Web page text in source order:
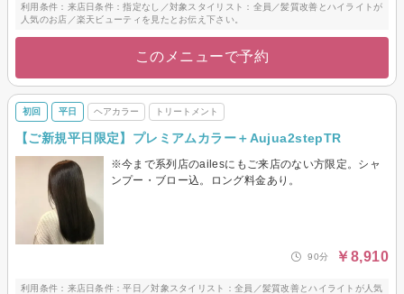
利用条件：来店日条件：指定なし／対象スタイリスト：全員／髪質改善とハイライトが
人気のお店／楽天ビューティを見たとお伝え下さい。
このメニューで予約
初回 平日 ヘアカラー トリートメント
【ご新規平日限定】プレミアムカラー＋Aujua2stepTR
※今まで系列店のailesにもご来店のない方限定。シャ
ンプー・ブロー込。ロング料金あり。
90分 ￥8,910
利用条件：来店日条件：平日／対象スタイリスト：全員／髪質改善とハイライトが人気